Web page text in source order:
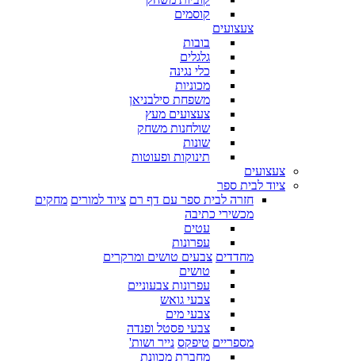
קוסמים
צעצועים
בובות
גלגלים
כלי נגינה
מכוניות
משפחת סילבניאן
צעצועים מעץ
שולחנות משחק
שונות
תינוקות ופעוטות
צעצועים
ציוד לבית ספר
חזרה לבית ספר עם דף רם ציוד למורים מחקים
מכשירי כתיבה
עטים
עפרונות
מחדדים צבעים טושים ומרקרים
טושים
עפרונות צבעוניים
צבעי גואש
צבעי מים
צבעי פסטל ופנדה
מספריים טיפקס נייר ושות'
מחברת מכוונת